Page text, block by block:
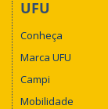
UFU
Conheça
Marca UFU
Campi
Mobilidade